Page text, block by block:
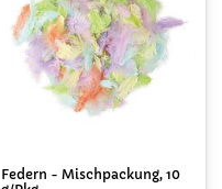
Federn - Mischpackung, 10